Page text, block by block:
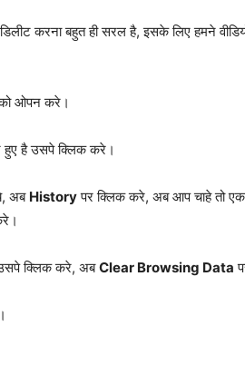
करना बहुत ही सरल है, इसके लिए हमने
ओपन करे।
है उसपे क्लिक करे।
अब Historyपर क्लिक करे, अब आप चाहे तो
उसपे क्लिक करे, अबClear Browsing Data